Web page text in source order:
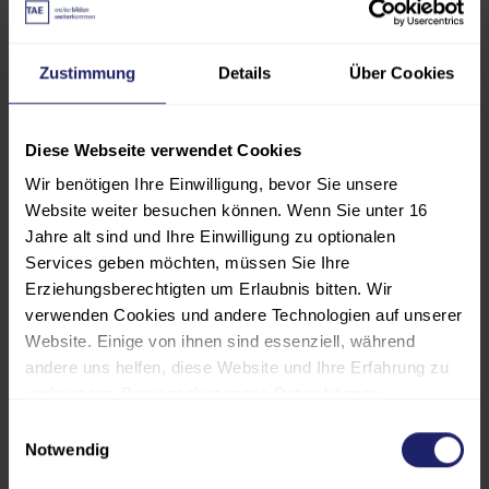
Zustimmung Details Über Cookies
Diese Webseite verwendet Cookies
Wir benötigen Ihre Einwilligung, bevor Sie unsere
Website weiter besuchen können. Wenn Sie unter 16
Jahre alt sind und Ihre Einwilligung zu optionalen
Services geben möchten, müssen Sie Ihre
Erziehungsberechtigten um Erlaubnis bitten. Wir
verwenden Cookies und andere Technologien auf unserer
Website. Einige von ihnen sind essenziell, während
andere uns helfen, diese Website und Ihre Erfahrung zu
personalisierte Anzeigen und Inhalte oder die Messung
von Anzeigen und Inhalten. Weitere Informationen über
Notwendig
Vorgehensmodell unterstützt den
Sie anschließend im Plenum.
Diese Schulung soll Ihnen nicht nur
Inspiration und Orientierung geben
– für die nächsten Schritte auf dem
Weg zu flexiblen und intelligenten
Produktionssystemen.
Die Weiterbildung ist Teil einer
modular aufgebauten Reihe aus
dieser Kurs das